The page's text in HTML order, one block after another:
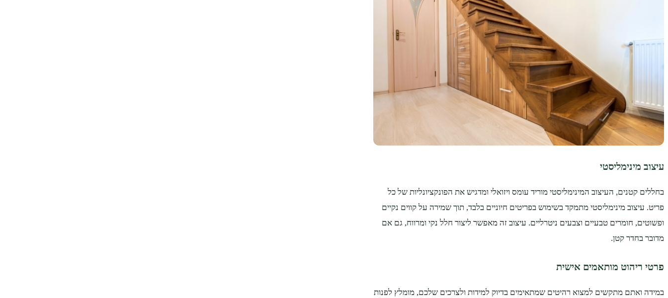
עיצוב מינימליסטי
בחללים קטנים, העיצוב המינימליסטי מוריד עומס ויזואלי ומדגיש את הפונקציונליות של כל
פריט. עיצוב מינימליסטי מתמקד בשימוש בפריטים חיוניים בלבד, תוך שמירה על קווים נקיים
ופשוטים, חומרים טבעיים וצבעים ניטרליים. עיצוב זה מאפשר ליצור חלל נקי ומרווח, גם אם
מדובר בחדר קטן.
פרטי ריהוט מותאמים אישית
במידה ואתם מתקשים למצוא רהיטים שמתאימים בדיוק למידות ולצרכים שלכם, מומלץ לפנות